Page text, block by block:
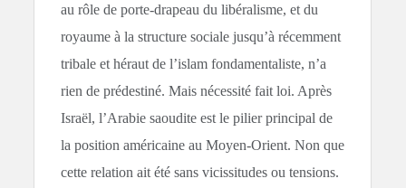
au rôle de porte-drapeau du libéralisme, et du
royaume à la structure sociale jusqu’à récemment
tribale et héraut de l’islam fondamentaliste, n’a
rien de prédestiné. Mais nécessité fait loi. Après
Israël, l’Arabie saoudite est le pilier principal de
la position américaine au Moyen-Orient. Non que
cette relation ait été sans vicissitudes ou tensions.